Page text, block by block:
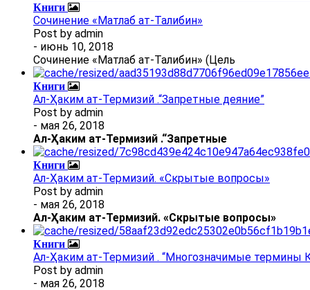
Книги
Сочинение «Матлаб ат-Талибин»
Post by admin
- июнь 10, 2018
Сочинение «Матлаб ат-Талибин» (Цель
Книги
Ал-Ҳаким ат-Термизий .“Запретные деяние”
Post by admin
- мая 26, 2018
Ал-Ҳаким ат-Термизий .“Запретные
Книги
Ал-Ҳаким ат-Термизий. «Скрытые вопросы»
Post by admin
- мая 26, 2018
Ал-Ҳаким ат-Термизий. «Скрытые вопросы»
Книги
Ал-Ҳаким ат-Термизий . “Многозначимые термины
Post by admin
- мая 26, 2018